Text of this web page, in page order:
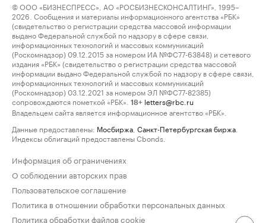
© ООО «БИЗНЕСПРЕСС», АО «РОСБИЗНЕСКОНСАЛТИНГ», 1995–
2026. Сообщения и материалы информационного агентства «РБК»
(свидетельство о регистрации средства массовой информации
выдано Федеральной службой по надзору в сфере связи,
информационных технологий и массовых коммуникаций
(Роскомнадзор) 09.12.2015 за номером ИА №ФС77-63848) и сетевого
издания «РБК» (свидетельство о регистрации средства массовой
информации выдано Федеральной службой по надзору в сфере связи,
информационных технологий и массовых коммуникаций
(Роскомнадзор) 03.12.2021 за номером ЭЛ №ФС77-82385)
сопровождаются пометкой «РБК».
18+ letters@rbc.ru
Владельцем сайта является информационное агентство «РБК».
Данные предоставлены: Мосбиржа Санкт-Петербургская биржа
Индексы облигаций предоставлены Cbonds.
Информация об ограничениях
О соблюдении авторских прав
Пользовательское соглашение
Политика в отношении обработки персональных данных
Политика обработки файлов cookie